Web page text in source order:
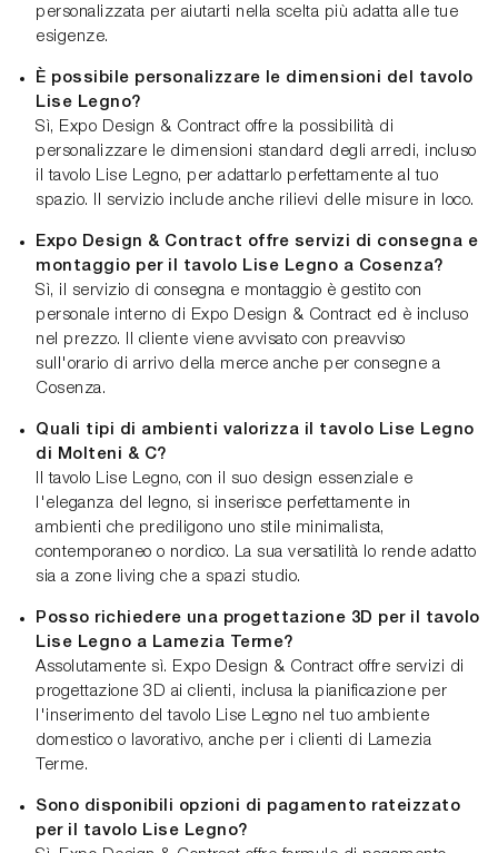
personalizzata per aiutarti nella scelta più adatta alle tue
esigenze.
È possibile personalizzare le dimensioni del tavolo
Lise Legno?
Sì, Expo Design & Contract offre la possibilità di
personalizzare le dimensioni standard degli arredi, incluso
il tavolo Lise Legno, per adattarlo perfettamente al tuo
spazio. Il servizio include anche rilievi delle misure in loco.
Expo Design & Contract offre servizi di consegna e
montaggio per il tavolo Lise Legno a Cosenza?
Sì, il servizio di consegna e montaggio è gestito con
personale interno di Expo Design & Contract ed è incluso
nel prezzo. Il cliente viene avvisato con preavviso
sull'orario di arrivo della merce anche per consegne a
Cosenza.
Quali tipi di ambienti valorizza il tavolo Lise Legno
di Molteni & C?
Il tavolo Lise Legno, con il suo design essenziale e
l'eleganza del legno, si inserisce perfettamente in
ambienti che prediligono uno stile minimalista,
contemporaneo o nordico. La sua versatilità lo rende adatto
sia a zone living che a spazi studio.
Posso richiedere una progettazione 3D per il tavolo
Lise Legno a Lamezia Terme?
Assolutamente sì. Expo Design & Contract offre servizi di
progettazione 3D ai clienti, inclusa la pianificazione per
l'inserimento del tavolo Lise Legno nel tuo ambiente
domestico o lavorativo, anche per i clienti di Lamezia
Terme.
Sono disponibili opzioni di pagamento rateizzato
per il tavolo Lise Legno?